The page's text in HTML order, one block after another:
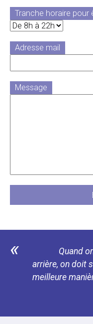
Tranche horaire
Adresse mail
Message
«
Quand
arrière, on doit
meilleure